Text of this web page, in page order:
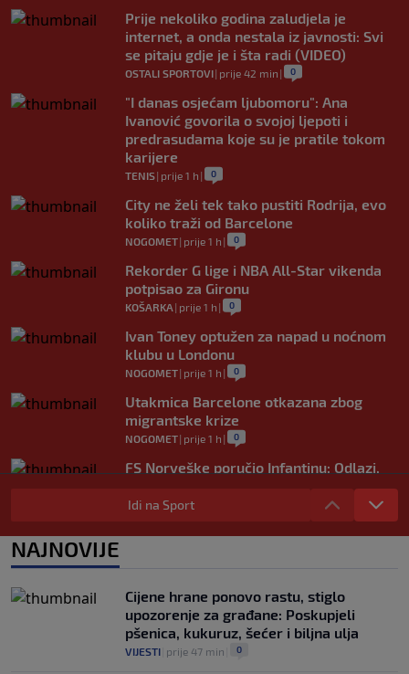
Prije nekoliko godina zaludjela je
internet, a onda nestala iz javnosti: Svi
se pitaju gdje je i šta radi (VIDEO)
OSTALI SPORTOVI| prije 42 min | 0
"I danas osjećam ljubomoru": Ana
Ivanović govorila o svojoj ljepoti i
predrasudama koje su je pratile tokom
karijere
TENIS| prije 1 h | 0
City ne želi tek tako pustiti Rodrija, evo
koliko traži od Barcelone
NOGOMET| prije 1 h | 0
Rekorder G lige i NBA All-Star vikenda
potpisao za Gironu
KOŠARKA | prije 1 h | 0
Ivan Toney optužen za napad u noćnom
klubu u Londonu
NOGOMET| prije 1 h | 0
Utakmica Barcelone otkazana zbog
migrantske krize
NOGOMET| prije 1 h | 0
FS Norveške poručio Infantinu: Odlazi,
NOGOMET|prije 2 h
Bila je sportska zvijezda, a onda otišla u
Idi na Sport
NAJNOVIJE
Cijene hrane ponovo rastu, stiglo
upozorenje za građane: Poskupjeli
pšenica, kukuruz, šećer i biljna ulja
VIJESTI prije 47 min 0